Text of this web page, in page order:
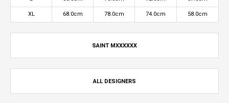
XL 68.0cm 78.0cm 74.0cm 58.0cm
SAINT MXXXXXX
ALL DESIGNERS